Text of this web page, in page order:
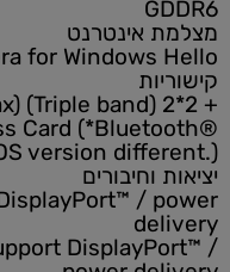
GDDR6
מצלמת אינטרנט
for Windows Hello
קישוריות
(Triple band) 2*2 +
Card (*Bluetooth®
version different.)
יציאות וחיבורים
/ power
delivery
DisplayPort™ /